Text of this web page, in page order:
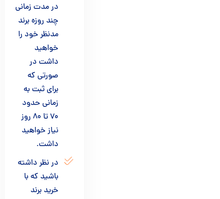
در مدت زمانی
چند روزه برند
مدنظر خود را
خواهید
داشت در
صورتی که
برای ثبت به
زمانی حدود
70 تا 80 روز
نیاز خواهید
داشت.
در نظر داشته
باشید که با
خرید برند